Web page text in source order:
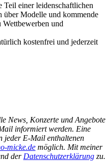
Teil einer leidenschaftlichen
über Modelle und kommende
und
kostenfrei und jederzeit
News, Konzerte und Angebote
informiert werden. Eine
jeder E-Mail enthaltenen
micke.de möglich. Mit meiner
der Datenschutzerklärung zu.